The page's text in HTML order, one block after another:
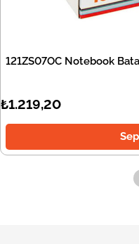
121ZS07OC Notebook
₺1.219,20